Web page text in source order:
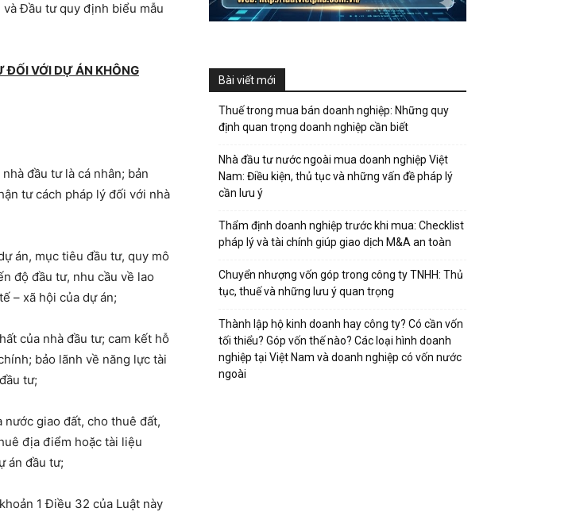
và Đầu tư quy định biểu mẫu
ĐỐI VỚI DỰ ÁN KHÔNG
đầu tư là cá nhân; bản
tư cách pháp lý đối với nhà
án, mục tiêu đầu tư, quy mô
độ đầu tư, nhu cầu về lao
– xã hội của dự án;
của nhà đầu tư; cam kết hỗ
bảo lãnh về năng lực tài
tư;
giao đất, cho thuê đất,
địa điểm hoặc tài liệu
án đầu tư;
1 Điều 32 của Luật này
Bài viết mới
Thuế trong mua bán doanh nghiệp: Những quy
định quan trọng doanh nghiệp cần biết
Nhà đầu tư nước ngoài mua doanh nghiệp Việt
Nam: Điều kiện, thủ tục và những vấn đề pháp lý
cần lưu ý
Thẩm định doanh nghiệp trước khi mua: Checklist
pháp lý và tài chính giúp giao dịch M&A an toàn
Chuyển nhượng vốn góp trong công ty TNHH: Thủ
tục, thuế và những lưu ý quan trọng
Thành lập hộ kinh doanh hay công ty? Có cần vốn
tối thiểu? Góp vốn thế nào? Các loại hình doanh
nghiệp tại Việt Nam và doanh nghiệp có vốn nước
ngoài